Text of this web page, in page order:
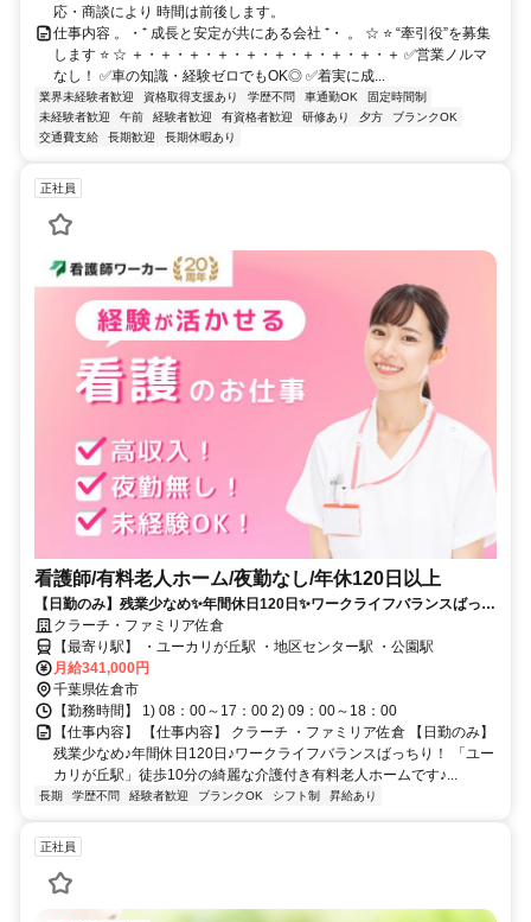
応・商談により 時間は前後します。
仕事内容 。・⁺ 成長と安定が共にある会社 ⁺・ 。 ☆ ⭐ “牽引役”を募集
します ⭐ ☆ ＋・＋・＋・＋・＋・＋・＋・＋・＋・＋ ✅営業ノルマ
なし！ ✅車の知識・経験ゼロでもOK◎ ✅着実に成...
業界未経験者歓迎 資格取得支援あり 学歴不問 車通勤OK
固定時間制
未経験者歓迎
午前 経験者歓迎 有資格者歓迎 研修あり 夕方
ブランクOK
交通費支給
長期歓迎 長期休暇あり
正社員
看護師/有料老人ホーム/夜勤なし/年休120日以上
【日勤のみ】残業少なめ✨年間休日120日✨ワークライフバランスばっち
り❗️「ユーカリが丘駅」徒歩10分の綺麗な介護付き有料老人ホームです✨
クラーチ・ファミリア佐倉
【最寄り駅】 ・ユーカリが丘駅 ・地区センター駅 ・公園駅
月給341,000円
千葉県佐倉市
【勤務時間】 1) 08：00～17：00 2) 09：00～18：00
【仕事内容】 【仕事内容】 クラーチ ・ファミリア佐倉 【日勤のみ】
残業少なめ♪年間休日120日♪ワークライフバランスばっちり！ 「ユー
カリが丘駅」徒歩10分の綺麗な介護付き有料老人ホームです♪...
長期 学歴不問 経験者歓迎 ブランクOK シフト制 昇給あり
正社員